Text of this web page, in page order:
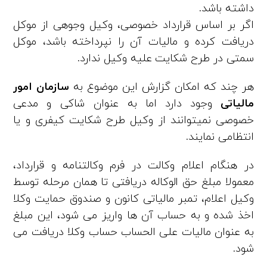
داشته باشد.
اگر بر اساس قرارداد خصوصی، وکیل وجوهی از موکل
دریافت کرده و مالیات آن را نپرداخته باشد، موکل
سمتی در طرح شکایت علیه وکیل ندارد.
هر چند که امکان گزارش این موضوع به سازمان امور
مالیاتی وجود دارد اما به عنوان شاکی و مدعی
خصوصی نمیتوانند از وکیل طرح شکایت کیفری و یا
انتظامی نمایند.
در هنگام اعلام وکالت در فرم وکالتنامه و قرارداد،
معمولا مبلغ حق الوکاله دریافتی تا همان مرحله توسط
وکیل اعلام، تمبر مالیاتی کانون و صندوق حمایت وکلا
اخذ شده و به حساب آن ها واریز می شود، این مبلغ
به عنوان مالیات علی الحساب حساب وکلا دریافت می‌
شود.